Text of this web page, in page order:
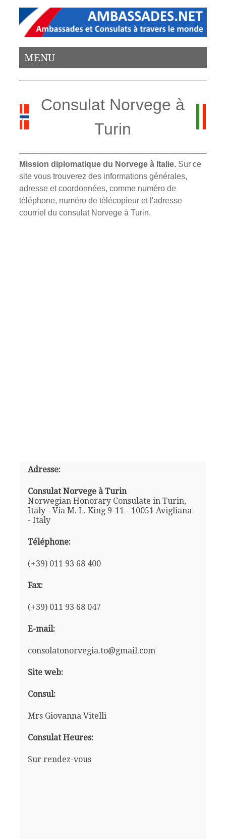
MENU
Consulat Norvege à
Turin
Mission diplomatique du Norvege à Italie. Sur ce
site vous trouverez des informations générales,
adresse et coordonnées, comme numéro de
téléphone, numéro de télécopieur et l'adresse
courriel du consulat Norvege à Turin.
Adresse:
Consulat Norvege à Turin
Norwegian Honorary Consulate in Turin,
Italy - Via M. L. King 9-11 - 10051 Avigliana
- Italy
Téléphone:
(+39) 011 93 68 400
Fax:
(+39) 011 93 68 047
E-mail:
consolatonorvegia.to@gmail.com
Site web:
Consul:
Mrs Giovanna Vitelli
Consulat Heures:
Sur rendez-vous